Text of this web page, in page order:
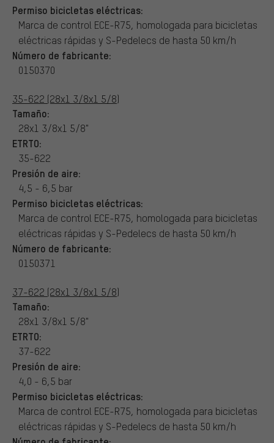
Permiso bicicletas eléctricas:
Marca de control ECE-R75, homologada para bicicletas
eléctricas rápidas y S-Pedelecs de hasta 50 km/h
Número de fabricante:
0150370
35-622 (28x1 3/8x1 5/8)
Tamaño:
28x1 3/8x1 5/8"
ETRTO:
35-622
Presión de aire:
4,5 - 6,5 bar
Permiso bicicletas eléctricas:
Marca de control ECE-R75, homologada para bicicletas
eléctricas rápidas y S-Pedelecs de hasta 50 km/h
Número de fabricante:
0150371
37-622 (28x1 3/8x1 5/8)
Tamaño:
28x1 3/8x1 5/8"
ETRTO:
37-622
Presión de aire:
4,0 - 6,5 bar
Permiso bicicletas eléctricas:
Marca de control ECE-R75, homologada para bicicletas
eléctricas rápidas y S-Pedelecs de hasta 50 km/h